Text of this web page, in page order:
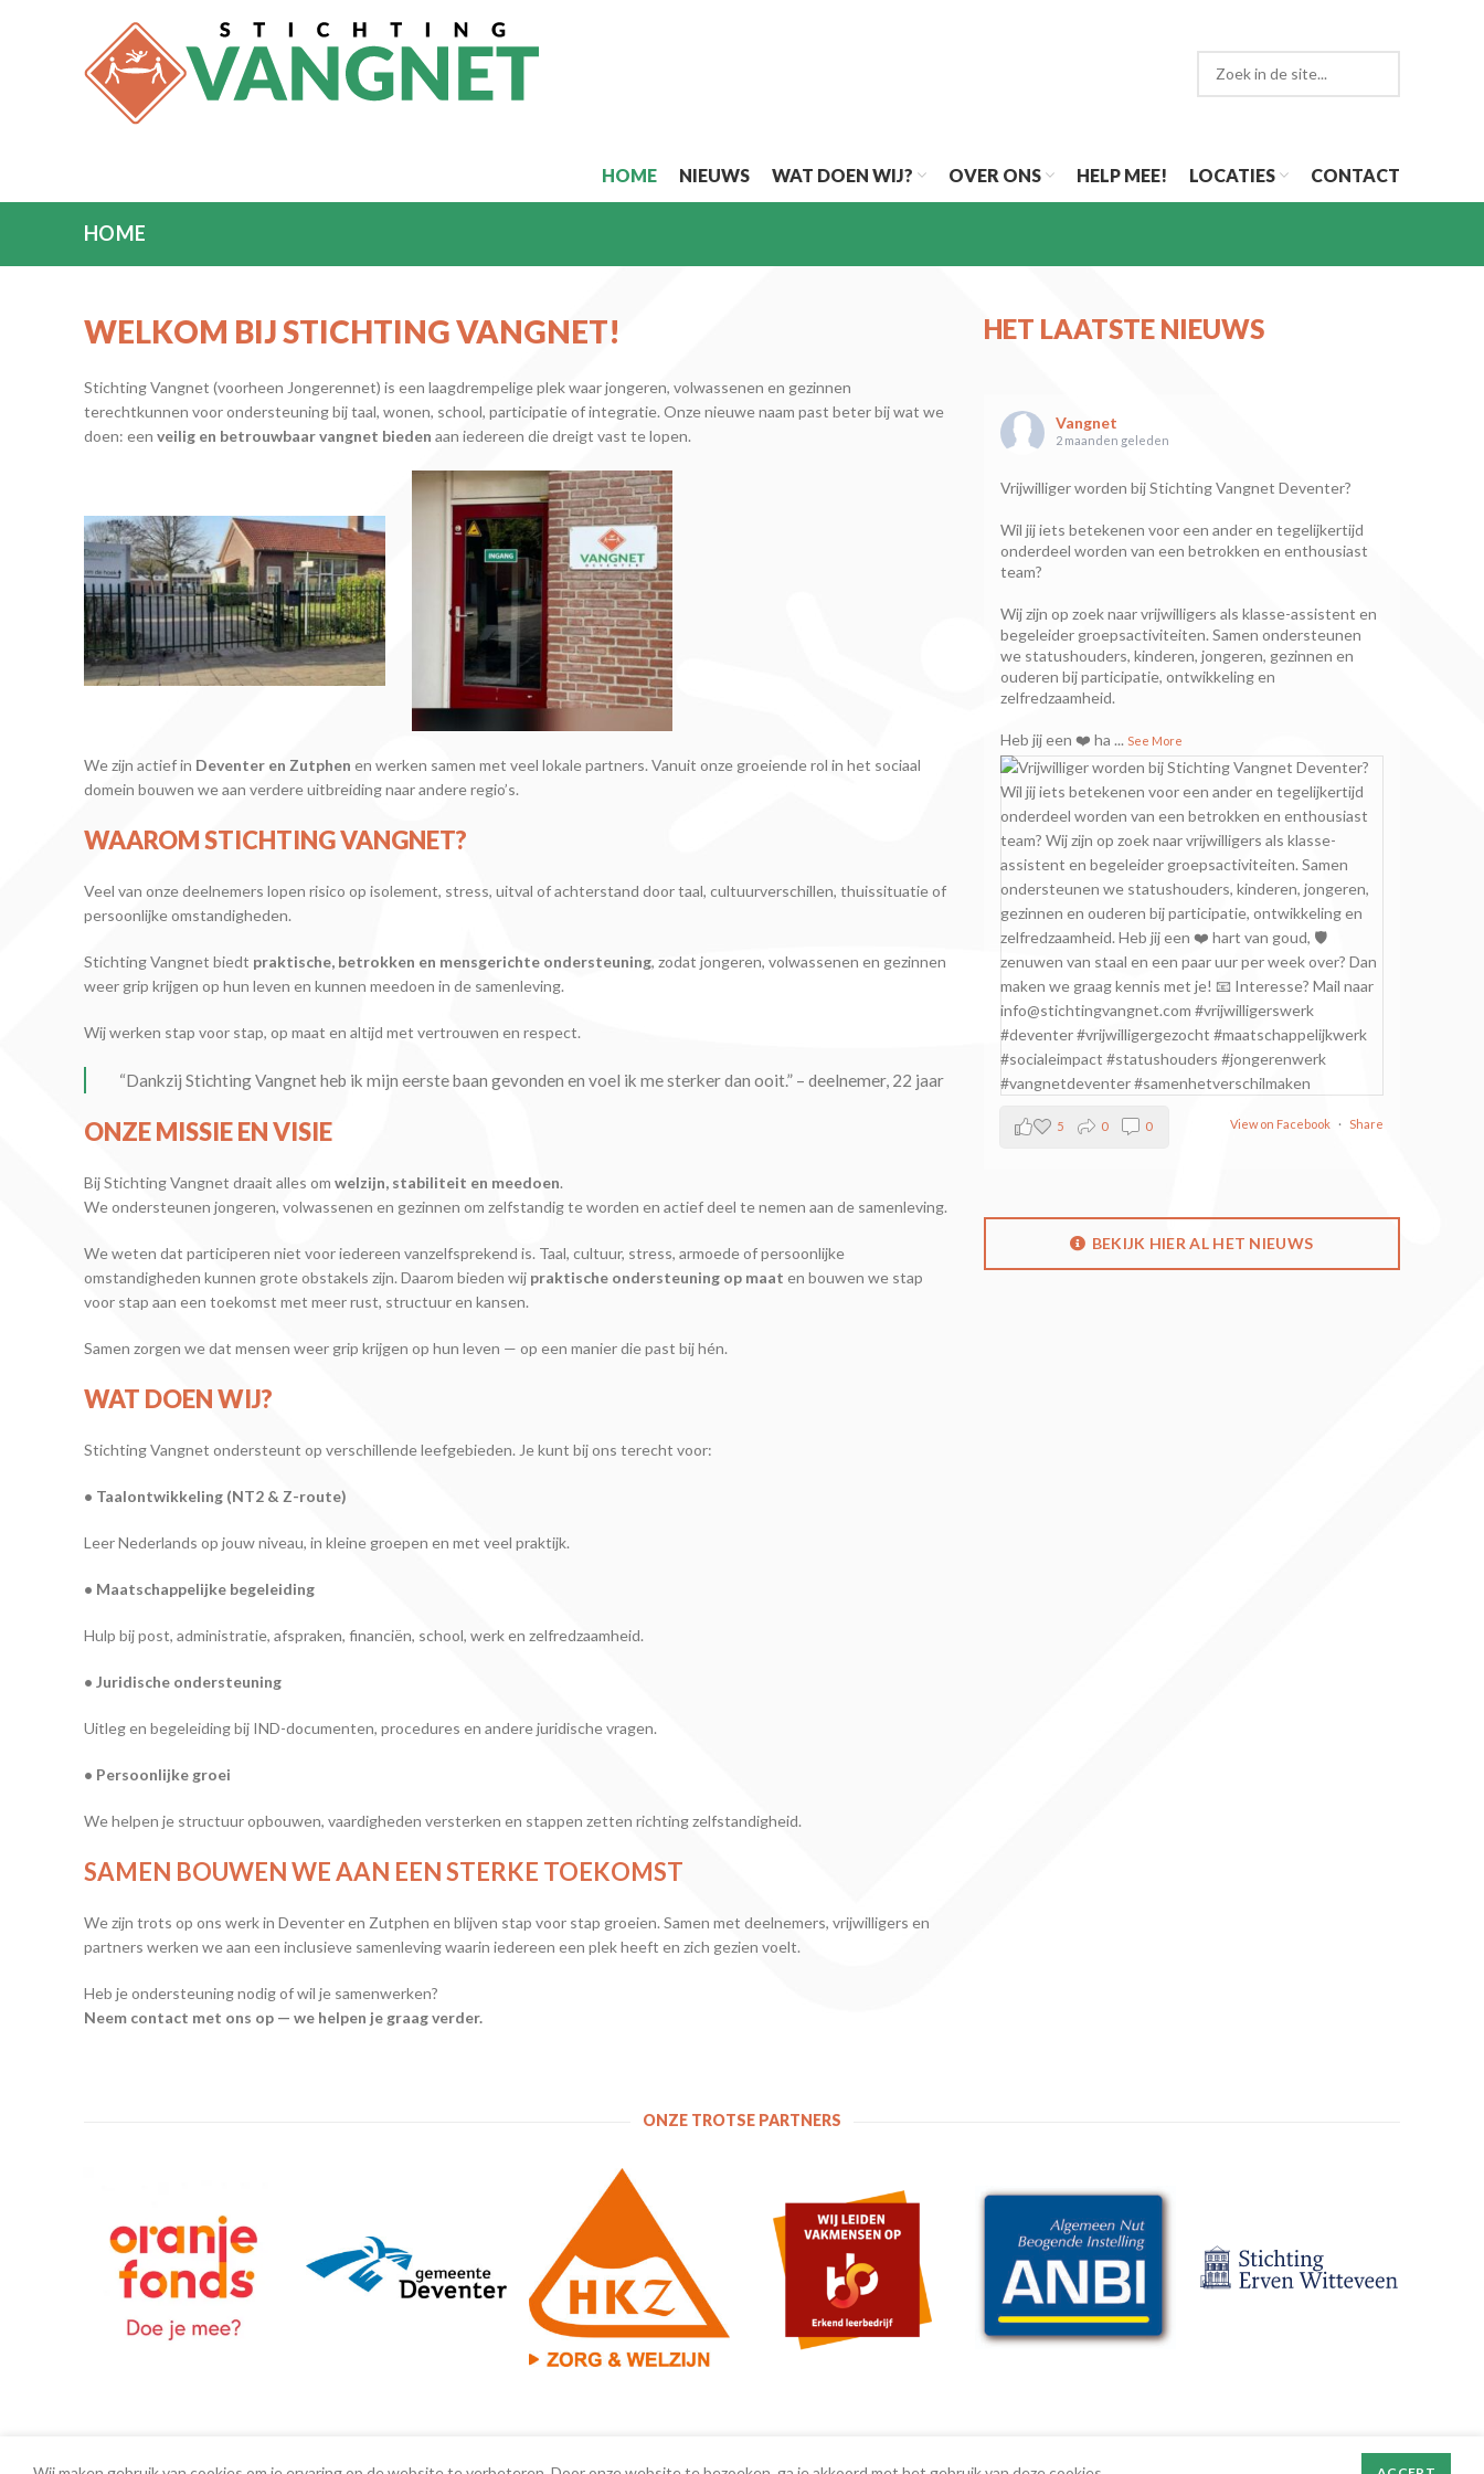
HOME NIEUWS WAT DOEN WIJ? OVER ONS HELP MEE! LOCATIES CONTACT
HOME
WELKOM BIJ STICHTING VANGNET!
Stichting Vangnet (voorheen Jongerennet) is een laagdrempelige plek waar jongeren, volwassenen en gezinnen
terechtkunnen voor ondersteuning bij taal, wonen, school, participatie of integratie. Onze nieuwe naam past beter bij wat we
doen: een veilig en betrouwbaar vangnet bieden aan iedereen die dreigt vast te lopen.
We zijn actief in Deventer en Zutphen en werken samen met veel lokale partners. Vanuit onze groeiende rol in het sociaal
domein bouwen we aan verdere uitbreiding naar andere regio’s.
WAAROM STICHTING VANGNET?
Veel van onze deelnemers lopen risico op isolement, stress, uitval of achterstand door taal, cultuurverschillen, thuissituatie of
persoonlijke omstandigheden.
Stichting Vangnet biedt praktische, betrokken en mensgerichte ondersteuning, zodat jongeren, volwassenen en gezinnen
weer grip krijgen op hun leven en kunnen meedoen in de samenleving.
Wij werken stap voor stap, op maat en altijd met vertrouwen en respect.
“Dankzij Stichting Vangnet heb ik mijn eerste baan gevonden en voel ik me sterker dan ooit.” – deelnemer, 22 jaar
ONZE MISSIE EN VISIE
Bij Stichting Vangnet draait alles om welzijn, stabiliteit en meedoen.
We ondersteunen jongeren, volwassenen en gezinnen om zelfstandig te worden en actief deel te nemen aan de samenleving.
We weten dat participeren niet voor iedereen vanzelfsprekend is. Taal, cultuur, stress, armoede of persoonlijke
omstandigheden kunnen grote obstakels zijn. Daarom bieden wij praktische ondersteuning op maat en bouwen we stap
voor stap aan een toekomst met meer rust, structuur en kansen.
Samen zorgen we dat mensen weer grip krijgen op hun leven — op een manier die past bij hén.
WAT DOEN WIJ?
Stichting Vangnet ondersteunt op verschillende leefgebieden. Je kunt bij ons terecht voor:
• Taalontwikkeling (NT2 & Z-route)
Leer Nederlands op jouw niveau, in kleine groepen en met veel praktijk.
• Maatschappelijke begeleiding
Hulp bij post, administratie, afspraken, financiën, school, werk en zelfredzaamheid.
• Juridische ondersteuning
Uitleg en begeleiding bij IND-documenten, procedures en andere juridische vragen.
• Persoonlijke groei
We helpen je structuur opbouwen, vaardigheden versterken en stappen zetten richting zelfstandigheid.
SAMEN BOUWEN WE AAN EEN STERKE TOEKOMST
We zijn trots op ons werk in Deventer en Zutphen en blijven stap voor stap groeien. Samen met deelnemers, vrijwilligers en
partners werken we aan een inclusieve samenleving waarin iedereen een plek heeft en zich gezien voelt.
Heb je ondersteuning nodig of wil je samenwerken?
Neem contact met ons op — we helpen je graag verder.
HET LAATSTE NIEUWS
Vangnet
2 maanden geleden
Vrijwilliger worden bij Stichting Vangnet Deventer?
Wil jij iets betekenen voor een ander en tegelijkertijd
onderdeel worden van een betrokken en enthousiast
team?
Wij zijn op zoek naar vrijwilligers als klasse-assistent en
begeleider groepsactiviteiten. Samen ondersteunen
we statushouders, kinderen, jongeren, gezinnen en
ouderen bij participatie, ontwikkeling en
zelfredzaamheid.
Heb jij een ❤️ ha ... See More
View on Facebook · Share
5 0 0
BEKIJK HIER AL HET NIEUWS
ONZE TROTSE PARTNERS